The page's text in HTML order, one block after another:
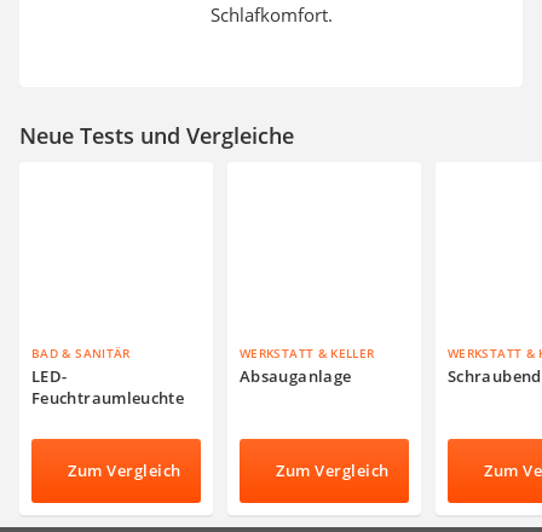
Schlafkomfort.
Neue Tests und Vergleiche
BAD & SANITÄR
LED-
Feuchtraumleuchte
Zum Vergleich
WERKSTATT & KELLER
Absauganlage
Zum Vergleich
WERKSTATT &
Zum